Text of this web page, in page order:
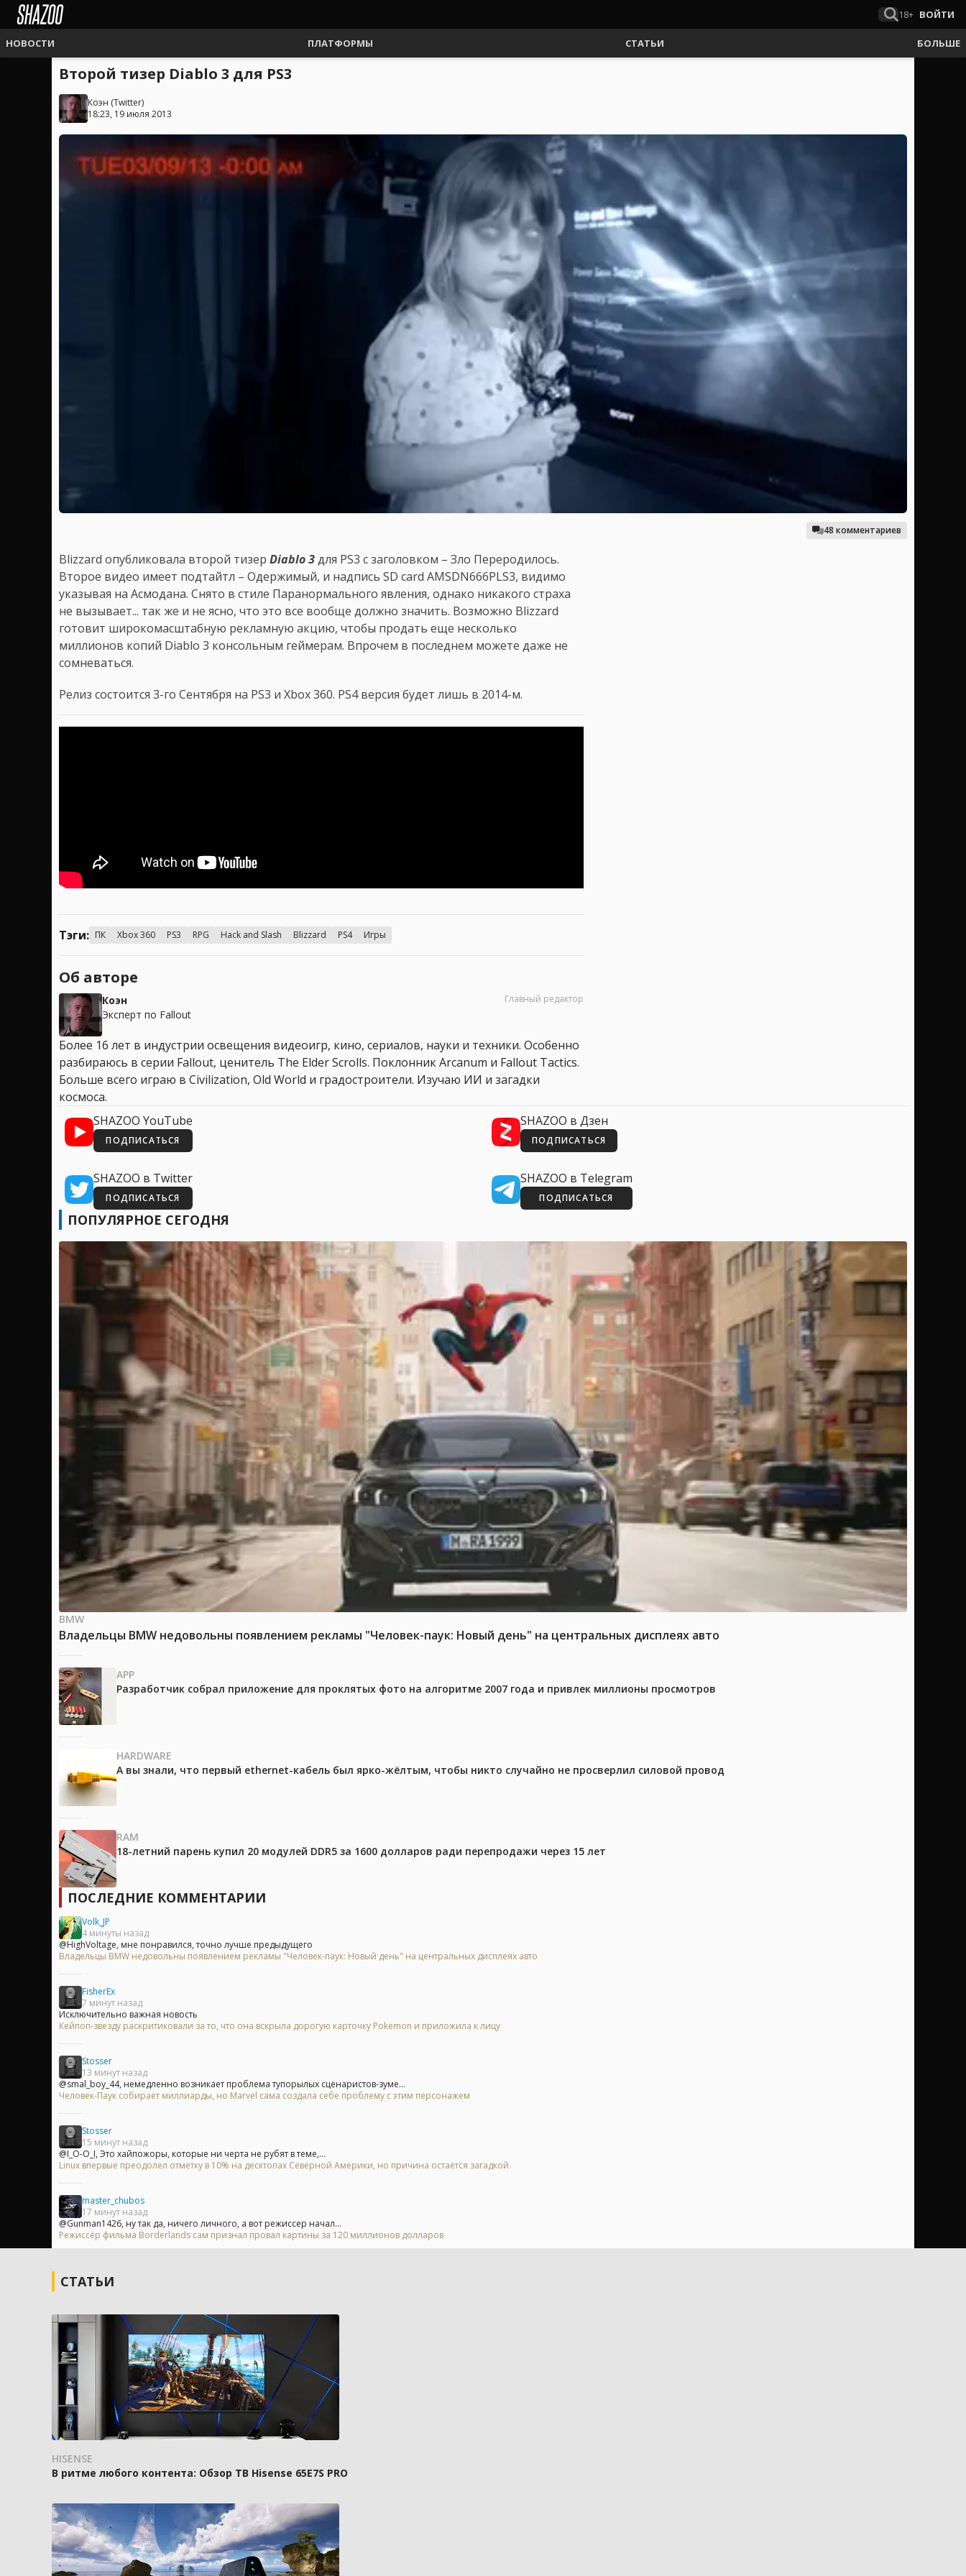
18+ ВОЙТИ
НОВОСТИ ПЛАТФОРМЫ СТАТЬИ БОЛЬШЕ
Второй тизер Diablo 3 для PS3
Коэн (Twitter)
18:23, 19 июля 2013
48 комментариев
Blizzard опубликовала второй тизер Diablo 3для PS3 с заголовком – Зло Переродилось.
Второе видео имеет подтайтл – Одержимый, и надпись SD card AMSDN666PLS3, видимо
указывая на Асмодана. Снято в стиле Паранормального явления, однако никакого страха
не вызывает... так же и не ясно, что это все вообще должно значить. Возможно Blizzard
готовит широкомасштабную рекламную акцию, чтобы продать еще несколько
миллионов копий Diablo 3 консольным геймерам. Впрочем в последнем можете даже не
сомневаться.
Релиз состоится 3-го Сентября на PS3 и Xbox 360. PS4 версия будет лишь в 2014-м.
Тэги: ПК Xbox 360 PS3 RPG Hack and Slash Blizzard PS4 Игры
Об авторе
Коэн
Эксперт по Fallout
Главный редактор
Более 16 лет в индустрии освещения видеоигр, кино, сериалов, науки и техники. Особенно
разбираюсь в серии Fallout, ценитель The Elder Scrolls. Поклонник Arcanum и Fallout Tactics.
Больше всего играю в Civilization, Old World и градостроители. Изучаю ИИ и загадки
космоса.
SHAZOO YouTube
ПОДПИСАТЬСЯ
SHAZOO в Дзен
ПОДПИСАТЬСЯ
SHAZOO в Twitter
ПОДПИСАТЬСЯ
SHAZOO в Telegram
ПОДПИСАТЬСЯ
ПОПУЛЯРНОЕ СЕГОДНЯ
BMW
Владельцы BMW недовольны появлением рекламы "Человек-паук: Новый день" на центральных дисплеях авто
APP
Разработчик собрал приложение для проклятых фото на алгоритме 2007 года и привлек миллионы просмотров
HARDWARE
А вы знали, что первый ethernet-кабель был ярко-жёлтым, чтобы никто случайно не просверлил силовой провод
RAM
18-летний парень купил 20 модулей DDR5 за 1600 долларов ради перепродажи через 15 лет
ПОСЛЕДНИЕ КОММЕНТАРИИ
Volk_JP
4 минуты назад
@HighVoltage, мне понравился, точно лучше предыдущего
Владельцы BMW недовольны появлением рекламы "Человек-паук: Новый день" на центральных дисплеях авто
FisherEx
7 минут назад
Исключительно важная новость
Кейпоп-звезду раскритиковали за то, что она вскрыла дорогую карточку Pokemon и приложила к лицу
Stosser
13 минут назад
@smal_boy_44, немедленно возникает проблема тупорылых сценаристов-зуме...
Человек-Паук собирает миллиарды, но Marvel сама создала себе проблему с этим персонажем
Stosser
15 минут назад
@I_O-O_I, Это хайпожоры, которые ни черта не рубят в теме,...
Linux впервые преодолел отметку в 10% на десктопах Северной Америки, но причина остаётся загадкой
master_chubos
17 минут назад
@Gunman1426, ну так да, ничего личного, а вот режиссер начал...
Режиссёр фильма Borderlands сам признал провал картины за 120 миллионов долларов
СТАТЬИ
HISENSE
В ритме любого контента: Обзор ТВ Hisense 65E7S PRO